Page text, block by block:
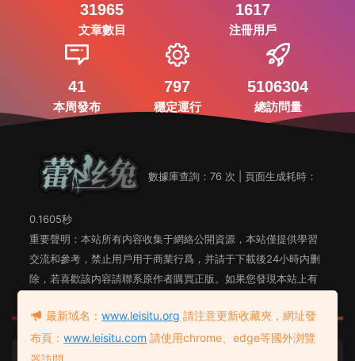
31965
文章數目
1617
注冊用戶
41
本周發布
797
穩定運行
5106304
總訪問量
數據庫查詢：76 次 | 頁面生成耗時：
0.1605秒
重要聲明：本站所有内容收集于網絡公開資源，本站僅提供學習
交流和參考，禁止用戶用于商業行爲，并請于下載後24小時内删
除，若喜歡該内容請聯系原作者購買正版。如果您發現本站上有
最新域名：www.leisitu.org 請注意更新收藏夾，網址發
布頁：www.leisitu.com 請使用chrome、edge等國外浏覽